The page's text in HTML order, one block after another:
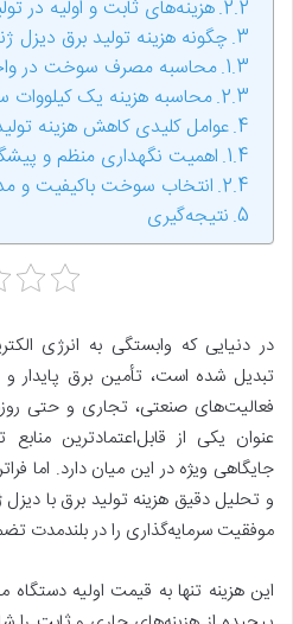
هزینه‌های ثابت و اولیه در
چگونه هزینه تولید برق دیزل
محاسبه مصرف سوخت در
محاسبه هزینه یک کیلووات
عوامل کلیدی کاهش هزینه
اهمیت نگهداری منظم و
انتخاب سوخت باکیفیت و
نتیجه‌گیری
در دنیایی که وابستگی به انرژی
تبدیل شده است، تأمین برق پایدار
فعالیت‌های صنعتی، تجاری و حتی
عنوان یکی از قابل‌اعتمادترین منابع
جایگاهی ویژه‌ در این میان دارد. اما
و تحلیل دقیق هزینه تولید برق با
موفقیت سرمایه‌گذاری را در بلندمدت
این هزینه تنها به قیمت اولیه